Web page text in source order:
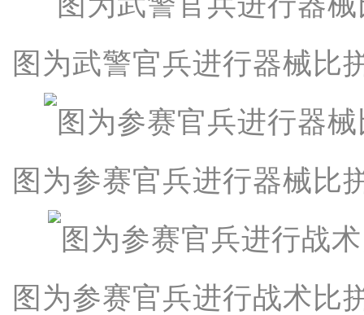
图为武警官兵进行器械比
图为参赛官兵进行器械比
图为参赛官兵进行战术比